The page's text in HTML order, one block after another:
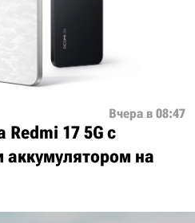
Вчера в 08:47
17 5G с
аккумулятором на